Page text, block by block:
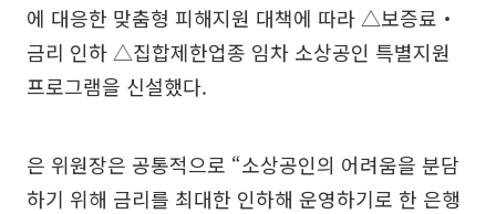
에 대응한 맞춤형 피해지원 대책에 따라 △보증료‧
금리 인하 △집합제한업종 임차 소상공인 특별지원
프로그램을 신설했다.
은 위원장은 공통적으로 “소상공인의 어려움을 분담
하기 위해 금리를 최대한 인하해 운영하기로 한 은행